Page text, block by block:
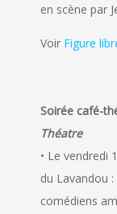
en scène par
Voir Figure
Soirée café-
Théatre
• Le vendredi
du Lavandou
comédiens